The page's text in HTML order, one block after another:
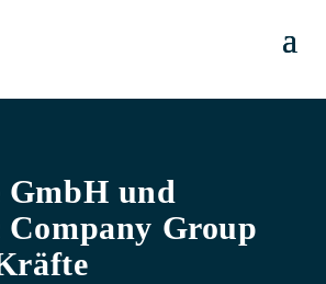
GmbH und
Group